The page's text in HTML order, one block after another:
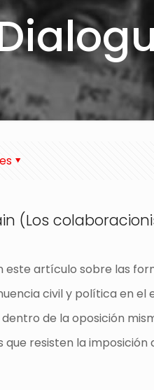
(Los
este artículo sobre las
civil y política en el
de la oposición
que resisten la